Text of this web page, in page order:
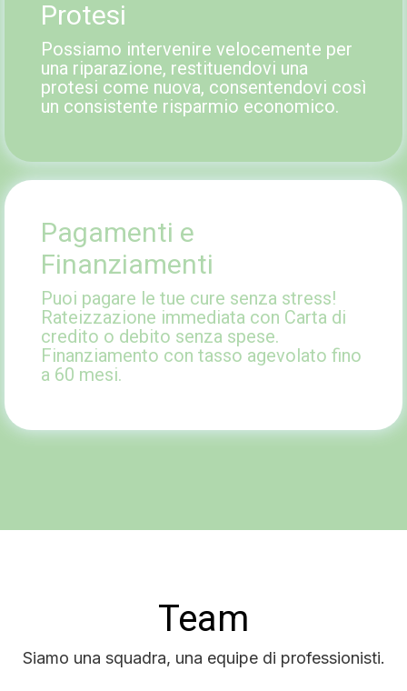
Protesi
Possiamo intervenire velocemente per
una riparazione, restituendovi una
protesi come nuova, consentendovi così
un consistente risparmio economico.
Pagamenti e
Finanziamenti
Puoi pagare le tue cure senza stress!
Rateizzazione immediata con Carta di
credito o debito senza spese.
Finanziamento con tasso agevolato fino
a 60 mesi.
Team
Siamo una squadra, una equipe di professionisti.